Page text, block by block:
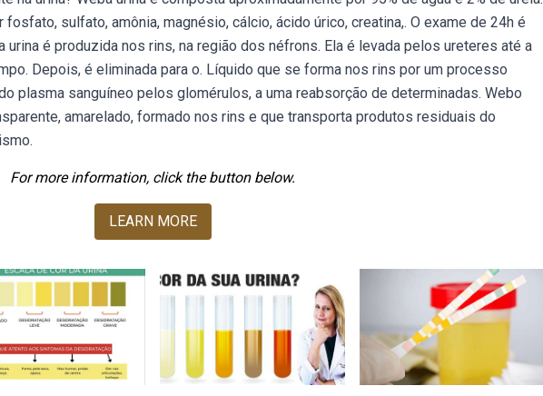
sulfato, amônia, magnésio, cálcio, ácido úrico, creatina,. O exame de 24h é
é produzida nos rins, na região dos néfrons. Ela é levada pelos ureteres até a
Depois, é eliminada para o. Líquido que se forma nos rins por um processo
plasma sanguíneo pelos glomérulos, a uma reabsorção de determinadas. Webo
amarelado, formado nos rins e que transporta produtos residuais do
For more information, click the button below.
LEARN MORE